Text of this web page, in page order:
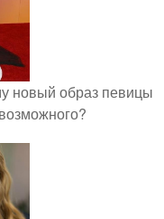
новый образ певицы